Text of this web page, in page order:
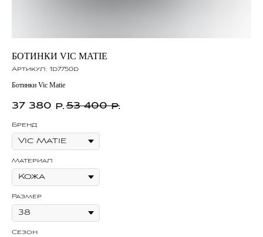
БОТИНКИ VIC MATIE
Артикул: 1d7750d
Ботинки Vic Matie
37 380 р.53 400 р.
Бренд
Материал
Размер
Сезон